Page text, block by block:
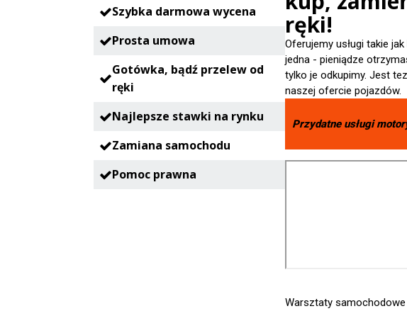
Szybka darmowa wycena
Prosta umowa
Gotówka, bądź przelew od
ręki
Najlepsze stawki na rynku
Zamiana samochodu
Pomoc prawna
ręki!
Oferujemy usługi takie
jedna - pieniądze
tylko je odkupimy. Jest
naszej ofercie pojazdów.
Przydatne usługi
Warsztaty samochodowe